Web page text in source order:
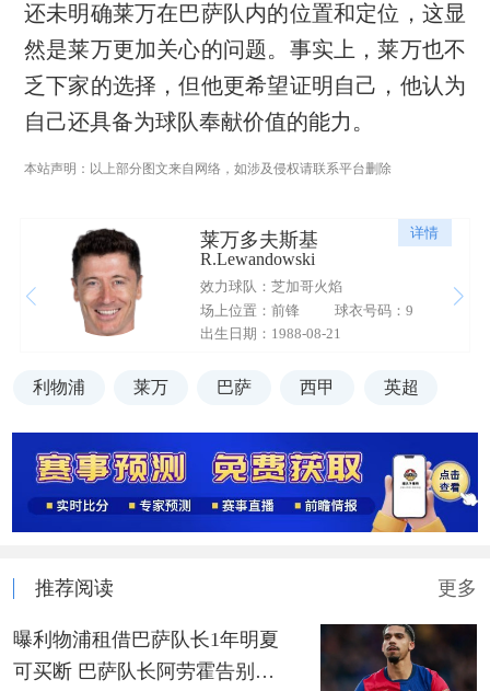
还未明确莱万在巴萨队内的位置和定位，这显
然是莱万更加关心的问题。事实上，莱万也不
乏下家的选择，但他更希望证明自己，他认为
自己还具备为球队奉献价值的能力。
本站声明：以上部分图文来自网络，如涉及侵权请联系平台删除
详情
莱万多夫斯基
R.Lewandowski
效力球队：芝加哥火焰
场上位置：前锋
球衣号码：9
出生日期：1988-08-21
利物浦 莱万 巴萨 西甲 英超
推荐阅读 更多
曝利物浦租借巴萨队长1年明夏
可买断 巴萨队长阿劳霍告别诺